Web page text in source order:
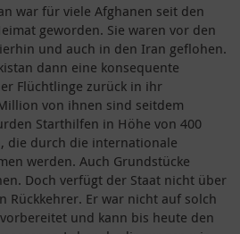
war für viele Afghanen seit den
geworden. Sie waren vor den
und auch in den Iran geflohen.
dann eine konsequente
Flüchtlinge zurück in ihr
von ihnen sind seitdem
Starthilfen in Höhe von 400
die durch die internationale
werden. Auch Grundstücke
Doch verfügt der Staat nicht über
Rückkehrer. Er war nicht auf solch
und kann bis heute den